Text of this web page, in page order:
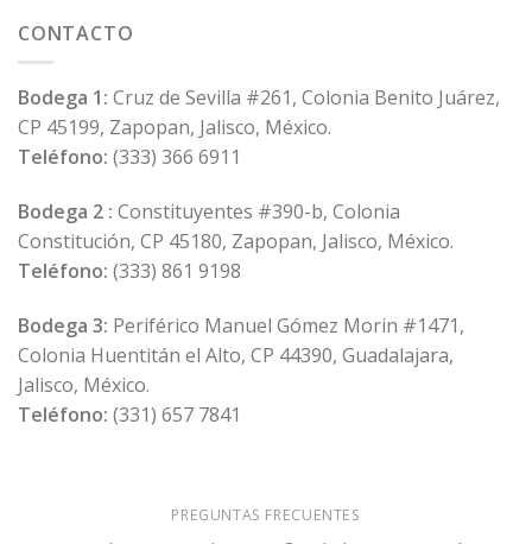
Casino
in
the
Scene
CONTACTO
Bodega 1: Cruz de Sevilla #261, Colonia Benito Juárez,
CP 45199, Zapopan, Jalisco, México.
Teléfono: (333) 366 6911
Bodega 2 : Constituyentes #390-b, Colonia
Constitución, CP 45180, Zapopan, Jalisco, México.
Teléfono: (333) 861 9198
Bodega 3: Periférico Manuel Gómez Morin #1471,
Colonia Huentitán el Alto, CP 44390, Guadalajara,
Jalisco, México.
Teléfono: (331) 657 7841
PREGUNTAS FRECUENTES